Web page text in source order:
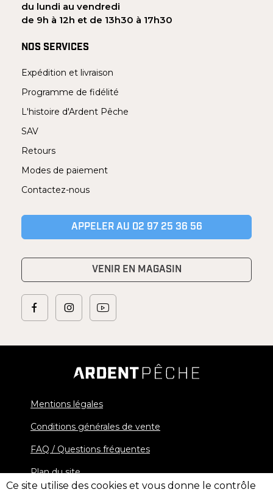
du lundi au vendredi
de 9h à 12h et de 13h30 à 17h30
NOS SERVICES
Expédition et livraison
Programme de fidélité
L'histoire d'Ardent Pêche
SAV
Retours
Modes de paiement
Contactez-nous
APPELER AU 02 97 25 36 56
VENIR EN MAGASIN
Mentions légales
Conditions générales de vente
FAQ / Questions fréquentes
Plan du site
Ce site utilise des cookies et vous donne le contrôle